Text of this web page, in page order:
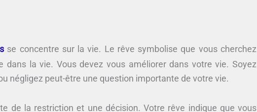
se concentre sur la vie. Le rêve symbolise que vous cherchez
dans la vie. Vous devez vous améliorer dans votre vie. Soyez
négligez peut-être une question importante de votre vie.
de la restriction et une décision. Votre rêve indique que vous